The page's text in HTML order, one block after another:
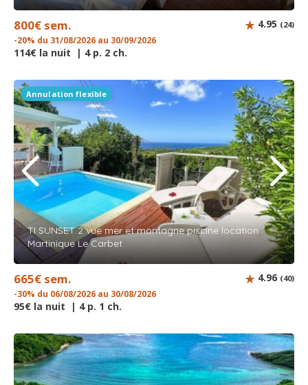
800€ sem.
-20% du 31/08/2026 au 30/09/2026
114€ la nuit | 4 p. 2 ch.
4.95 (24)
Annulation flexible
TI SUNSET 2 vue mer et montagne piscine location
Martinique Le Carbet
665€ sem.
-30% du 06/08/2026 au 30/08/2026
95€ la nuit | 4 p. 1 ch.
4.96 (40)